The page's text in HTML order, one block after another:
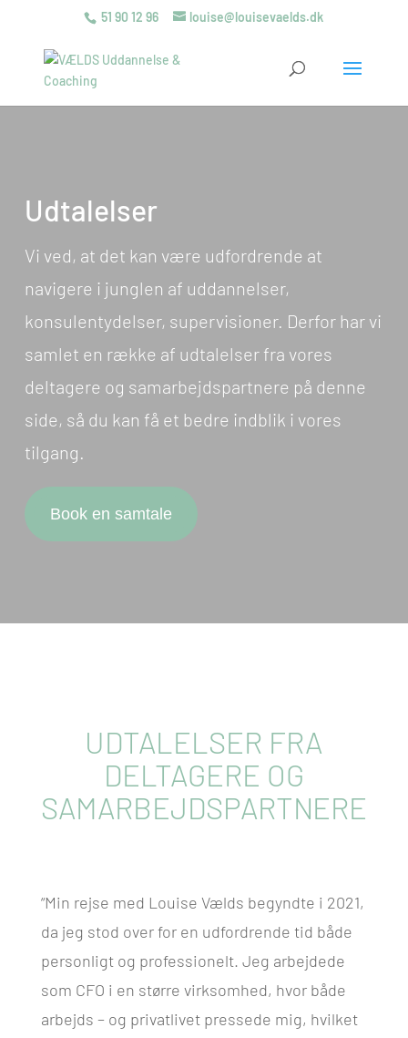
51 90 12 96 louise@louisevaelds.dk
Udtalelser
Vi ved, at det kan være udfordrende at
navigere i junglen af uddannelser,
konsulentydelser, supervisioner. Derfor har vi
samlet en række af udtalelser fra vores
deltagere og samarbejdspartnere på denne
side, så du kan få et bedre indblik i vores
tilgang.
Book en samtale
UDTALELSER FRA
DELTAGERE OG
SAMARBEJDSPARTNERE
“Min rejse med Louise Vælds begyndte i 2021,
da jeg stod over for en udfordrende tid både
personligt og professionelt. Jeg arbejdede
som CFO i en større virksomhed, hvor både
arbejds – og privatlivet pressede mig, hvilket